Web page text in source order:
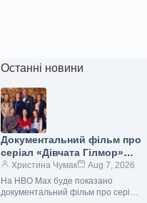
Останні новини
Документальний фільм про
серіал «Дівчата Гілмор»
з’явиться на HBO Max.
Христина Чумак
Aug 7, 2026
На HBO Max буде показано
документальний фільм про серіал